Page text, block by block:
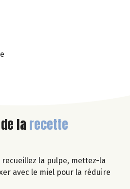
de la recette
recueillez la pulpe, mettez-la
avec le miel pour la réduire